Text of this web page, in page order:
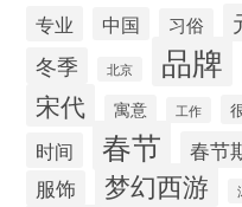
专业 中国 习俗
冬季 北京 品牌
宋代 寓意 工作
时间 春节 春节
服饰 梦幻西游